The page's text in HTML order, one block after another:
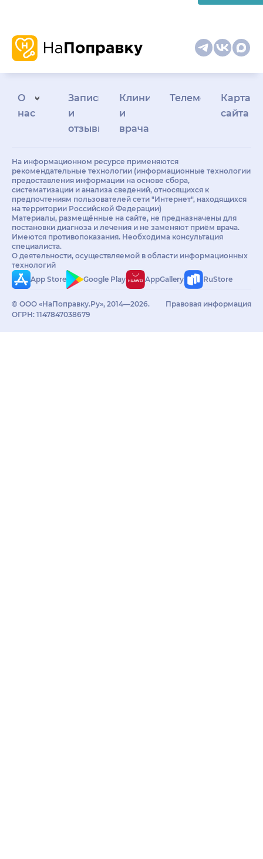
О
нас
Запись
и
отзывы
Клиникам
и
врачам
Телемедицина
Карта
сайта
На информационном ресурсе применяются
рекомендательные технологии (информационные технологии
предоставления информации на основе сбора,
систематизации и анализа сведений, относящихся к
предпочтениям пользователей сети "Интернет", находящихся
на территории Российской Федерации)
Материалы, размещённые на сайте, не предназначены для
постановки диагноза и лечения и не заменяют приём врача.
Имеются противопоказания. Необходима консультация
специалиста.
О деятельности, осуществляемой в области информационных
технологий
App Store
Google Play AppGallery RuStore
© ООО «НаПоправку.Ру», 2014—2026.
ОГРН: 1147847038679
Правовая информация